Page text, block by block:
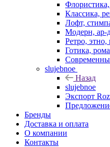
Классика,
Лофт,
Модерн, ар-
Ретро,
Готика,
slujebnoe
Назад
slujebnoe
Экспорт
Бренды
Доставка и оплата
О компании
Контакты